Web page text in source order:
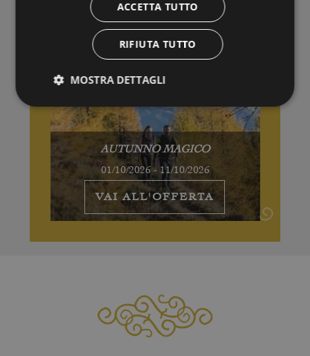
AUTUNNO MAGICO
01/10/2026 - 11/10/2026
VAI ALL'OFFERTA
ACCETTA TUTTO
RIFIUTA TUTTO
MOSTRA DETTAGLI